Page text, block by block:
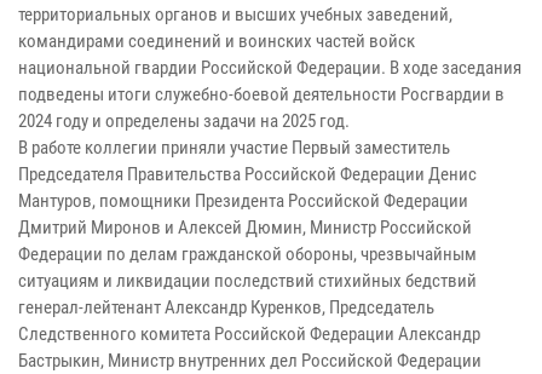
территориальных органов и высших учебных заведений,
командирами соединений и воинских частей войск
национальной гвардии Российской Федерации. В ходе заседания
подведены итоги служебно-боевой деятельности Росгвардии в
2024 году и определены задачи на 2025 год.
В работе коллегии приняли участие Первый заместитель
Председателя Правительства Российской Федерации Денис
Мантуров, помощники Президента Российской Федерации
Дмитрий Миронов и Алексей Дюмин, Министр Российской
Федерации по делам гражданской обороны, чрезвычайным
ситуациям и ликвидации последствий стихийных бедствий
генерал-лейтенант Александр Куренков, Председатель
Следственного комитета Российской Федерации Александр
Бастрыкин, Министр внутренних дел Российской Федерации